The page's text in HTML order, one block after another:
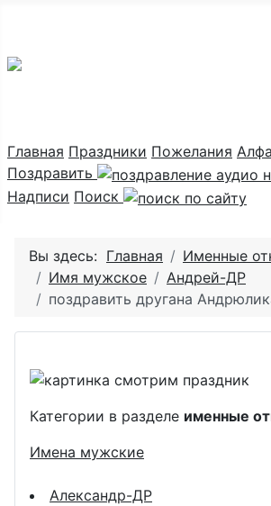
Главная Праздники Пожелания
Поздравить
Надписи Поиск
Вы здесь: Главная
Именные
Имя мужское
Андрей-ДР
поздравить другана
Категории в разделе именные
Имена мужские
Александр-ДР